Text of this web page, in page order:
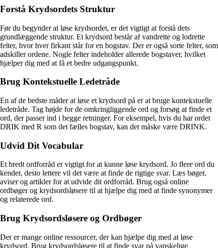
Forstå Krydsordets Struktur
Før du begynder at løse krydsordet, er det vigtigt at forstå dets
grundlæggende struktur. Et krydsord består af vandrette og lodrette
felter, hvor hver firkant står for en bogstav. Der er også sorte felter, som
adskiller ordene. Nogle felter indeholder allerede bogstaver, hvilket
hjælper dig med at få et bedre udgangspunkt.
Brug Kontekstuelle Ledetråde
En af de bedste måder at løse et krydsord på er at bruge kontekstuelle
ledetråde. Tag højde for de omkringliggende ord og forsøg at finde et
ord, der passer ind i begge retninger. For eksempel, hvis du har ordet
DRIK med R som det fælles bogstav, kan det måske være DRINK.
Udvid Dit Vocabular
Et bredt ordforråd er vigtigt for at kunne løse krydsord. Jo flere ord du
kender, desto lettere vil det være at finde de rigtige svar. Læs bøger,
aviser og artikler for at udvide dit ordforråd. Brug også online
ordbøger og krydsordsløsere til at hjælpe dig med at finde synonymer
og relaterede ord.
Brug Krydsordsløsere og Ordbøger
Der er mange online ressourcer, der kan hjælpe dig med at løse
krydsord. Brug krydsordsløsere til at finde svar på vanskelige